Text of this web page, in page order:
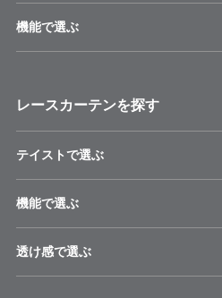
機能で選ぶ
レースカーテンを探す
テイストで選ぶ
機能で選ぶ
透け感で選ぶ